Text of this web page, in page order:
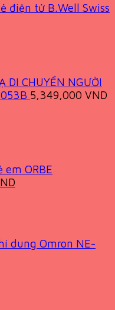
điện tử B.Well Swiss
DI CHUYỂN NGƯỜI
5,349,000 VND
ORBE
dung Omron NE-